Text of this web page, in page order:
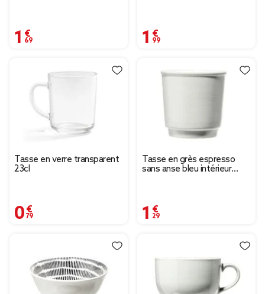
1,69 € 1,99 €
Tasse en verre transparent
23cl
0,79 €
Tasse en grès espresso
sans anse bleu intérieur
1,29 €